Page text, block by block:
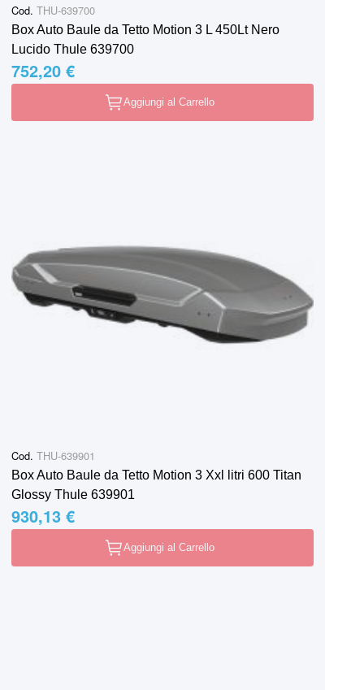
Cod. THU-639700
Box Auto Baule da Tetto Motion 3 L 450Lt Nero
Lucido Thule 639700
752,20 €
Aggiungi al Carrello
Cod. THU-639901
Box Auto Baule da Tetto Motion 3 Xxl litri 600 Titan
Glossy Thule 639901
930,13 €
Aggiungi al Carrello